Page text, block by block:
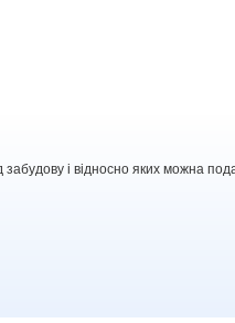
забудову і відносно яких можна